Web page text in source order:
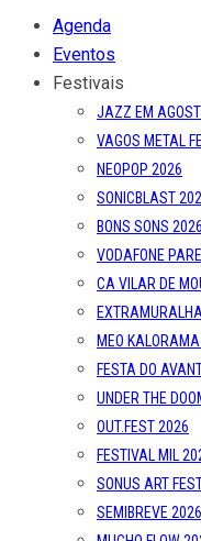
Agenda
Eventos
Festivais
JAZZ EM
VAGOS METAL
NEOPOP 2026
SONICBLAST
BONS SONS 2026
VODAFONE
CA VILAR DE
MEO
FESTA DO
UNDER THE
OUT.FEST 2026
FESTIVAL MIL
SONUS ART
SEMIBREVE 2026